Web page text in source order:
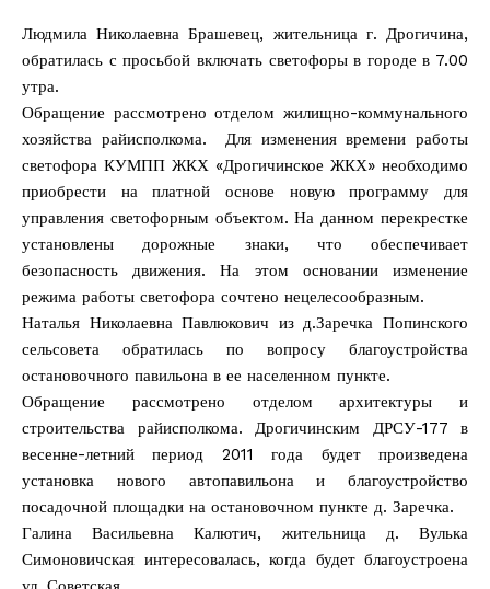
Людмила Николаевна Брашевец, жительница г. Дрогичина,
обратилась с просьбой включать светофоры в городе в 7.00
утра.
Обращение рассмотрено отделом жилищно-коммунального
хозяйства райисполкома. Для изменения времени работы
светофора КУМПП ЖКХ «Дрогичинское ЖКХ» необходимо
приобрести на платной основе новую программу для
управления светофорным объектом. На данном перекрестке
установлены дорожные знаки, что обеспечивает
безопасность движения. На этом основании изменение
режима работы светофора сочтено нецелесообразным.
Наталья Николаевна Павлюкович из д.Заречка Попинского
сельсовета обратилась по вопросу благоустройства
остановочного павильона в ее населенном пункте.
Обращение рассмотрено отделом архитектуры и
строительства райисполкома. Дрогичинским ДРСУ-177 в
весенне-летний период 2011 года будет произведена
установка нового автопавильона и благоустройство
посадочной площадки на остановочном пункте д. Заречка.
Галина Васильевна Калютич, жительница д. Вулька
Симоновичская интересовалась, когда будет благоустроена